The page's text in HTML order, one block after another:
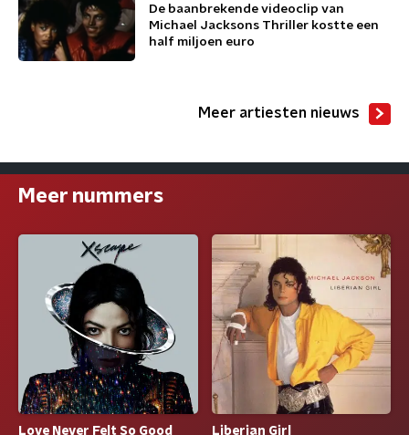
De baanbrekende videoclip van
Michael Jacksons Thriller kostte een
half miljoen euro
Meer artiesten nieuws
Meer nummers
Love Never Felt So Good
Liberian Girl